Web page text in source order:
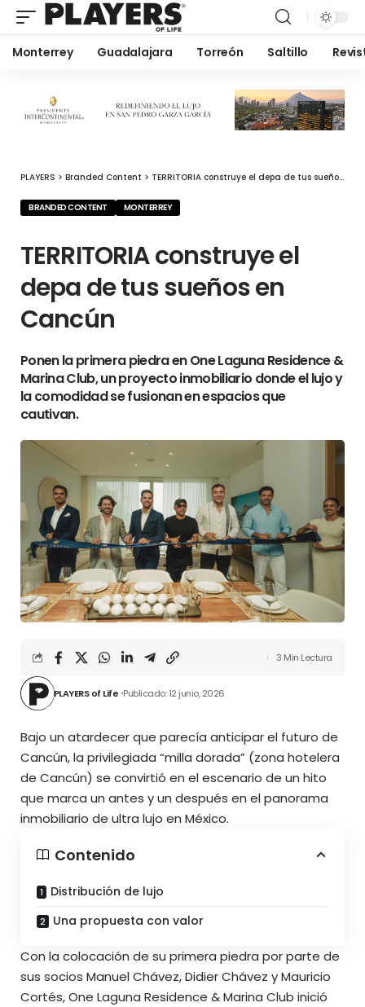
Monterrey Guadalajara Torreón Saltillo
PLAYERS > Branded Content > TERRITORIA construye el depa de tus sueños en Cancún
BRANDED CONTENT MONTERREY
TERRITORIA construye el
depa de tus sueños en
Cancún
Ponen la primera piedra en One Laguna Residence &
Marina Club, un proyecto inmobiliario donde el lujo y
la comodidad se fusionan en espacios que
cautivan.
PLAYERS of Life Publicado: 12 junio, 2026
3 Min Lectura
Bajo un atardecer que parecía anticipar el futuro de
Cancún, la privilegiada “milla dorada” (zona hotelera
de Cancún) se convirtió en el escenario de un hito
que marca un antes y un después en el panorama
inmobiliario de ultra lujo en México.
Contenido
Distribución de lujo
Una propuesta con valor
Con la colocación de su primera piedra por parte de
sus socios Manuel Chávez, Didier Chávez y Mauricio
Cortés, One Laguna Residence & Marina Club inició